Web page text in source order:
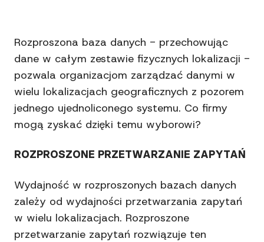
Rozproszona baza danych - przechowując
dane w całym zestawie fizycznych lokalizacji -
pozwala organizacjom zarządzać danymi w
wielu lokalizacjach geograficznych z pozorem
jednego ujednoliconego systemu. Co firmy
mogą zyskać dzięki temu wyborowi?
ROZPROSZONE PRZETWARZANIE ZAPYTAŃ
Wydajność w rozproszonych bazach danych
zależy od wydajności przetwarzania zapytań
w wielu lokalizacjach. Rozproszone
przetwarzanie zapytań rozwiązuje ten